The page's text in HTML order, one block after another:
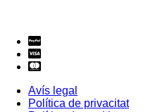
Avís legal
Política de privacitat